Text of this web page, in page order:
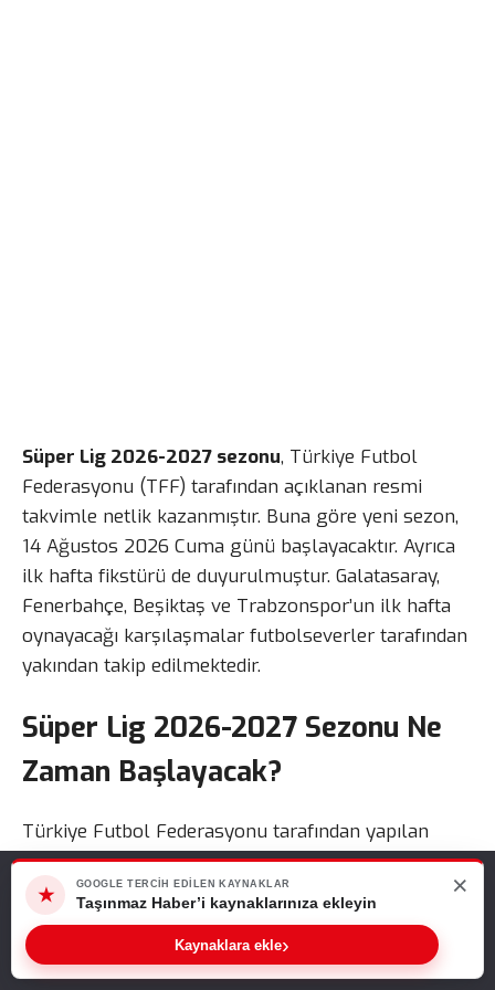
Süper Lig 2026-2027 Sezonu Ne Zaman Başlayacak? İşte İlk Hafta Maç Programı ve Sezon Takvimi
Süper Lig 2026-2027 sezonu, Türkiye Futbol
Federasyonu (TFF) tarafından açıklanan resmi
takvimle netlik kazanmıştır. Buna göre yeni sezon,
14 Ağustos 2026 Cuma günü başlayacaktır. Ayrıca
ilk hafta fikstürü de duyurulmuştur. Galatasaray,
Fenerbahçe, Beşiktaş ve Trabzonspor’un ilk hafta
oynayacağı karşılaşmalar futbolseverler tarafından
yakından takip edilmektedir.
Süper Lig 2026-2027 Sezonu Ne
Zaman Başlayacak?
Türkiye Futbol Federasyonu tarafından yapılan
açıklamaya göre Trendyol Süper Lig’in 2026-2027
sezonu, 14, 15, 16 ve 17 Ağustos 2026 tarihlerinde
oynanacak karşılaşmalarla başlayacaktır. Bununla
birlikte sezonun ilk yarısı aralık ayında
tamamlanacaktır.
Web sitemizde size en iyi deneyimi sunabilmemiz için çerezleri
kullanıyoruz. Bu siteyi kullanmaya devam ederseniz, bunu kabul
ettiğinizi varsayarız.
Tamam
★
GOOGLE TERCIH EDILEN KAYNAKLAR
Taşınmaz Haber’i kaynaklarınıza ekleyin
Kaynaklara ekle›
×